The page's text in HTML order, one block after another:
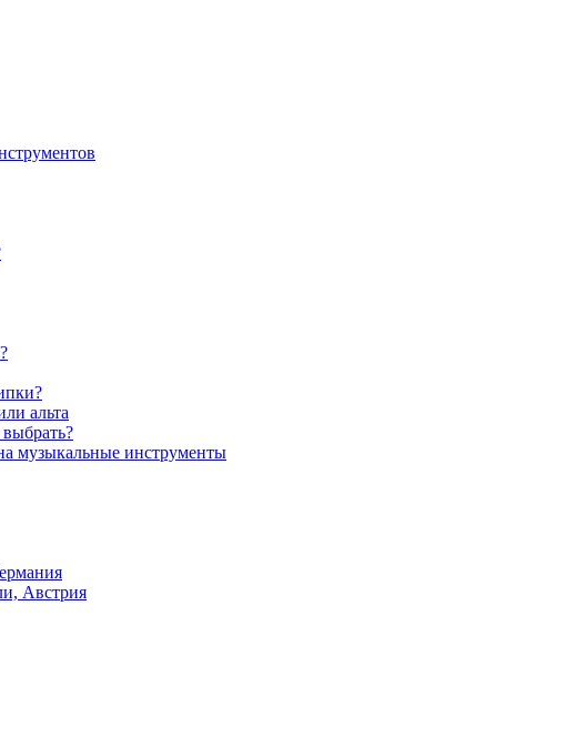
альта
музыкальные инструменты
Австрия